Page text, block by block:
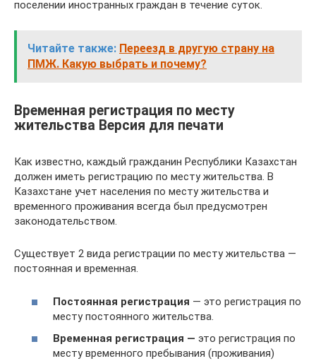
поселении иностранных граждан в течение суток.
Читайте также: Переезд в другую страну на
ПМЖ. Какую выбрать и почему?
Временная регистрация по месту
жительства Версия для печати
Как известно, каждый гражданин Республики Казахстан
должен иметь регистрацию по месту жительства. В
Казахстане учет населения по месту жительства и
временного проживания всегда был предусмотрен
законодательством.
Существует 2 вида регистрации по месту жительства —
постоянная и временная.
Постоянная регистрация — это регистрация по
месту постоянного жительства.
Временная регистрация — это регистрация по
месту временного пребывания (проживания)